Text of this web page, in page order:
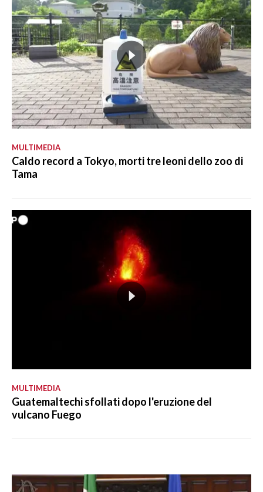
MULTIMEDIA
Caldo record a Tokyo, morti tre leoni dello zoo di
Tama
MULTIMEDIA
Guatemaltechi sfollati dopo l'eruzione del
vulcano Fuego